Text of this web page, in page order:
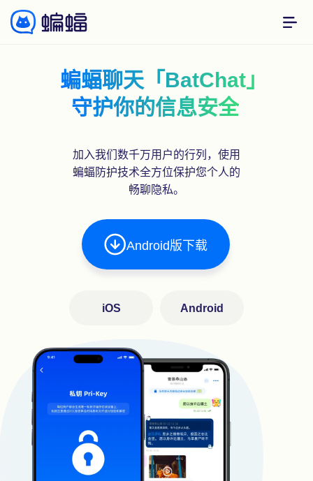
蝙蝠聊天「BatChat」
守护你的信息安全
加入我们数千万用户的行列，使用
蝙蝠防护技术全方位保护您个人的
Android版下载
iOS Android